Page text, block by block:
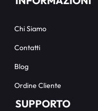
Chi Siamo
Contatti
Blog
Ordine Cliente
SUPPORTO